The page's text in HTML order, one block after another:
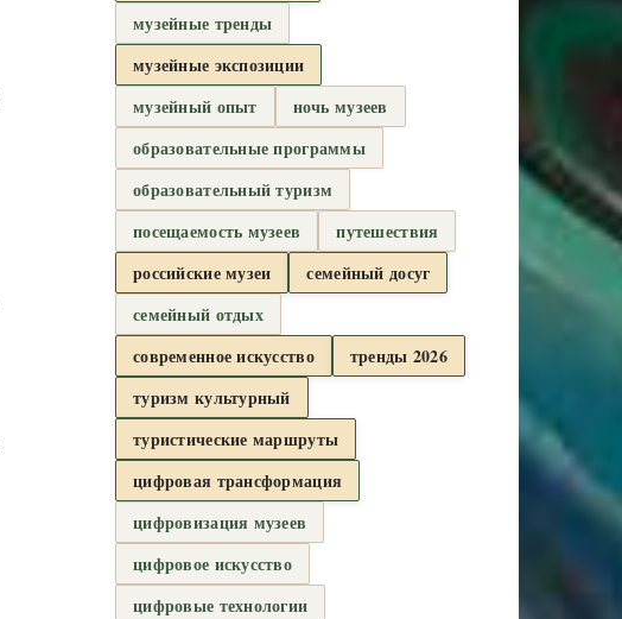
музейные тренды
музейные экспозиции
музейный опыт
ночь музеев
образовательные программы
образовательный туризм
посещаемость музеев
путешествия
российские музеи
семейный досуг
семейный отдых
современное искусство
тренды 2026
туризм культурный
туристические маршруты
цифровая трансформация
цифровизация музеев
цифровое искусство
цифровые технологии